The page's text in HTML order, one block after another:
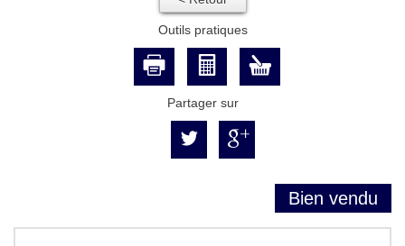
Outils pratiques
Partager sur
Bien vendu